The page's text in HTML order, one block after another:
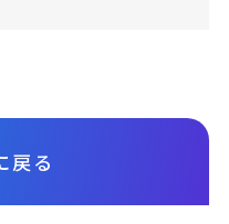
戻る